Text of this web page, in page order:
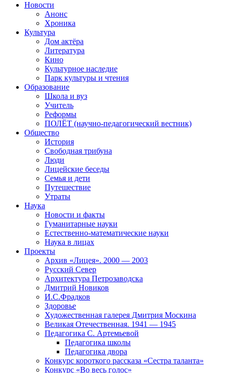
Новости
Анонс
Хроника
Культура
Дом актёра
Литература
Кино
Культурное наследие
Парк культуры и чтения
Образование
Школа и вуз
Учитель
Реформы
ПОЛЁТ (научно-педагогический вестник)
Общество
История
Свободная трибуна
Люди
Лицейские беседы
Семья и дети
Путешествие
Утраты
Наука
Новости и факты
Гуманитарные науки
Естественно-математические науки
Наука в лицах
Проекты
Архив «Лицея». 2000 — 2003
Русский Север
Архитектура Петрозаводска
Дмитрий Новиков
И.С.Фрадков
Здоровье
Художественная галерея Дмитрия Москина
Великая Отечественная. 1941 — 1945
Педагогика С. Артемьевой
Педагогика школы
Педагогика двора
Конкурс короткого рассказа «Сестра таланта»
Конкурс «Во весь голос»